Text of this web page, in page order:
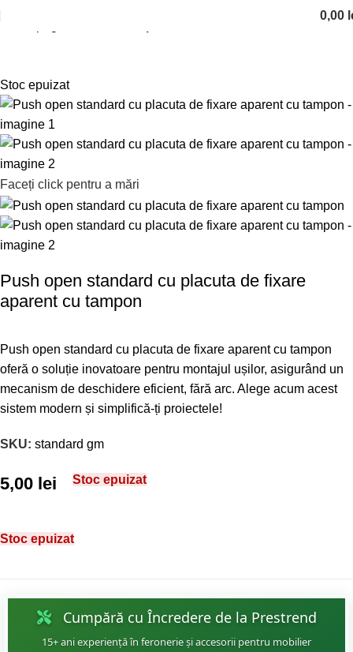
0,00
Stoc epuizat
Faceți click pentru a mări
Push open standard cu placuta de fixare
aparent cu tampon
Push open standard cu placuta de fixare aparent cu tampon
oferă o soluție inovatoare pentru montajul ușilor, asigurând un
mecanism de deschidere eficient, fără arc. Alege acum acest
sistem modern și simplifică-ți proiectele!
SKU: standard gm
5,00 lei Stoc epuizat
Stoc epuizat
Cumpără cu Încredere de la Prestrend
15+ ani experiență în feronerie și accesorii pentru mobilier